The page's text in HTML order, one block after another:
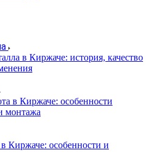
в Киржаче: история, качество
в Киржаче: особенности
монтажа
Киржаче: особенности и